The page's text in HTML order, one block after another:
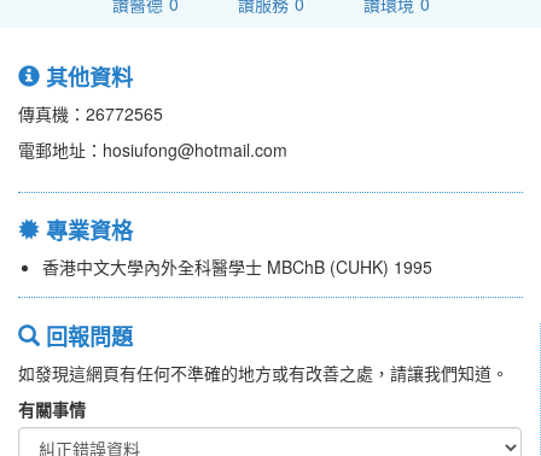
其他資料
傳真機：26772565
電郵地址：hosiufong@hotmail.com
專業資格
香港中文大學內外全科醫學士 MBChB (CUHK) 1995
回報問題
如發現這網頁有任何不準確的地方或有改善之處，請讓我們知道。
有關事情